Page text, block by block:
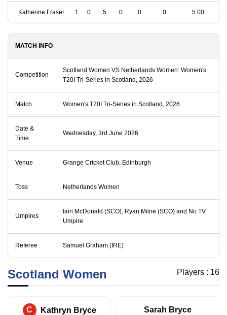
Katherine Fraser 1 0 5 0 0 0 5.00
MATCH INFO
Competition
Scotland Women VS Netherlands Women: Women's
T20I Tri-Series in Scotland, 2026
Match Women's T20I Tri-Series in Scotland, 2026
Date &
Time
Wednesday, 3rd June 2026
Venue Grange Cricket Club, Edinburgh
Toss Netherlands Women
Umpires
Iain McDonald (SCO), Ryan Milne (SCO) and No TV
Umpire
Referee Samuel Graham (IRE)
Scotland Women Players : 16
C
Kathryn Bryce
Sarah Bryce